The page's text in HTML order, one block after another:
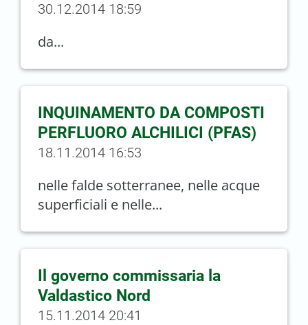
30.12.2014 18:59
da...
INQUINAMENTO DA COMPOSTI
PERFLUORO ALCHILICI (PFAS)
18.11.2014 16:53
nelle falde sotterranee, nelle acque
superficiali e nelle...
Il governo commissaria la
Valdastico Nord
15.11.2014 20:41